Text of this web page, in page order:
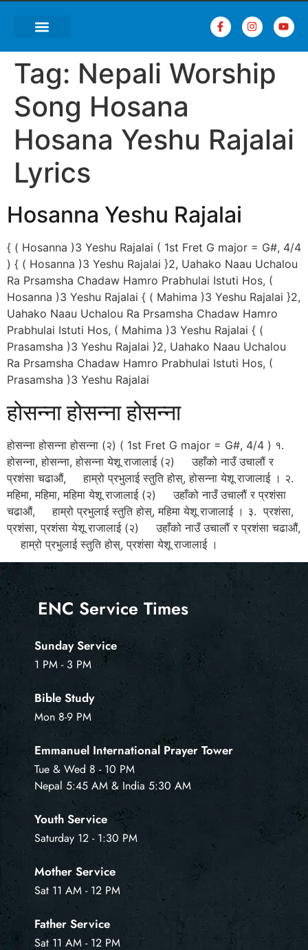
Tag: Nepali Worship
Song Hosana
Hosana Yeshu Rajalai
Lyrics
Hosanna Yeshu Rajalai
{ ( Hosanna )3 Yeshu Rajalai ( 1st Fret G major = G#, 4/4
) { ( Hosanna )3 Yeshu Rajalai }2, Uahako Naau Uchalou
Ra Prsamsha Chadaw Hamro Prabhulai Istuti Hos, (
Hosanna )3 Yeshu Rajalai { ( Mahima )3 Yeshu Rajalai }2,
Uahako Naau Uchalou Ra Prsamsha Chadaw Hamro
Prabhulai Istuti Hos, ( Mahima )3 Yeshu Rajalai { (
Prasamsha )3 Yeshu Rajalai }2, Uahako Naau Uchalou
Ra Prsamsha Chadaw Hamro Prabhulai Istuti Hos, (
Prasamsha )3 Yeshu Rajalai
होसन्ना होसन्ना होसन्ना
होसन्ना होसन्ना होसन्ना (२) ( 1st Fret G major = G#, 4/4 ) १.
होसन्ना, होसन्ना, होसन्ना येशू राजालाई (२) उहाँको नाउँ उचालौं र
प्रशंसा चढाऔं, हाम्रो प्रभुलाई स्तुति होस्‌, होसन्ना येशू राजालाई । २.
महिमा, महिमा, महिमा येशू राजालाई (२) उहाँको नाउँ उचालौं र प्रशंसा
चढाऔं, हाम्रो प्रभुलाई स्तुति होस्‌, महिमा येशू राजालाई । ३. प्रशंसा,
प्रशंसा, प्रशंसा येशू राजालाई (२) उहाँको नाउँ उचालौं र प्रशंसा चढाऔं,
हाम्रो प्रभुलाई स्तुति होस्‌, प्रशंसा येशू राजालाई ।
ENC Service Times
Sunday Service
1 PM - 3 PM
Bible Study
Mon 8-9 PM
Emmanuel International Prayer Tower
Tue & Wed 8 - 10 PM
Nepal 5:45 AM & India 5:30 AM
Youth Service
Saturday 12 - 1:30 PM
Mother Service
Sat 11 AM - 12 PM
Father Service
Sat 11 AM - 12 PM